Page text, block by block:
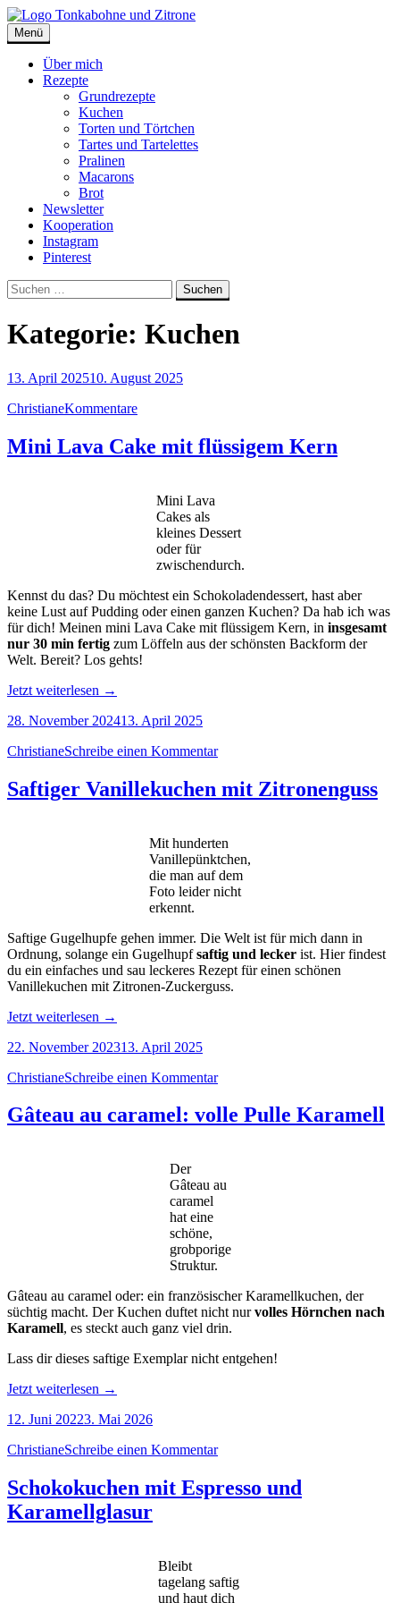
Skip
to
content
Tonkabohne und Zitrone | Backblog
Backblog
Menü
Über mich
Rezepte
Grundrezepte
Kuchen
Torten und Törtchen
Tartes und Tartelettes
Pralinen
Macarons
Brot
Newsletter
Kooperation
Instagram
Pinterest
Suche
Suchen
nach:
Kategorie: Kuchen
13. April 202510. August 2025
ChristianeKommentare
Mini Lava Cake mit flüssigem Kern
Mini Lava
Cakes als
kleines Dessert
oder für
zwischendurch.
Kennst du das? Du möchtest ein Schokoladendessert, hast aber
keine Lust auf Pudding oder einen ganzen Kuchen? Da hab ich was
für dich! Meinen mini Lava Cake mit flüssigem Kern, in insgesamt
nur 30 min fertig zum Löffeln aus der schönsten Backform der
Welt. Bereit? Los gehts!
Jetzt weiterlesen „Mini
Cake
flüssigem
→
28. November 202413. April 2025
ChristianeSchreibe einen Kommentar
Saftiger Vanillekuchen mit Zitronenguss
Mit hunderten
Vanillepünktchen,
die man auf dem
Foto leider nicht
erkennt.
Saftige Gugelhupfe gehen immer. Die Welt ist für mich dann in
Ordnung, solange ein Gugelhupfsaftig und lecker ist. Hier findest
du ein einfaches und sau leckeres Rezept für einen schönen
Vanillekuchen mit Zitronen-Zuckerguss.
Jetzt weiterlesen „Saftiger
mit
→
22. November 202313. April 2025
ChristianeSchreibe einen Kommentar
Gâteau au caramel: volle Pulle Karamell
Der
Gâteau au
caramel
hat eine
schöne,
grobporige
Struktur.
Gâteau au caramel oder: ein französischer Karamellkuchen, der
süchtig macht. Der Kuchen duftet nicht nurvolles Hörnchen nach
Karamell, es steckt auch ganz viel drin.
Lass dir dieses saftige Exemplar nicht entgehen!
Jetzt weiterlesen „Gâteau
caramel:
Pulle
→
12. Juni 20223. Mai 2026
ChristianeSchreibe einen Kommentar
Schokokuchen mit Espresso und
Karamellglasur
Bleibt
tagelang saftig
und haut dich